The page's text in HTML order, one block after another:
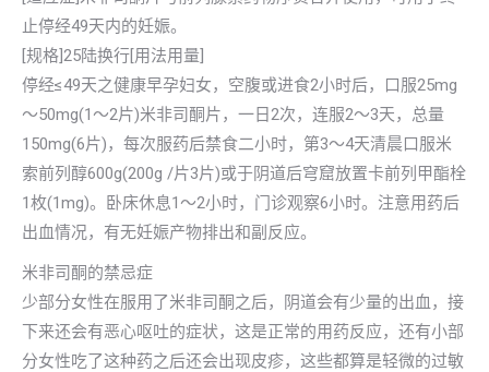
止停经49天内的妊娠。
[规格]25陆换行[用法用量]
停经≤49天之健康早孕妇女，空腹或进食2小时后，口服25mg
～50mg(1～2片)米非司酮片，一日2次，连服2～3天，总量
150mg(6片)，每次服药后禁食二小时，第3～4天清晨口服米
索前列醇600g(200g /片3片)或于阴道后穹窟放置卡前列甲酯栓
1枚(1mg)。卧床休息1～2小时，门诊观察6小时。注意用药后
出血情况，有无妊娠产物排出和副反应。
米非司酮的禁忌症
少部分女性在服用了米非司酮之后，阴道会有少量的出血，接
下来还会有恶心呕吐的症状，这是正常的用药反应，还有小部
分女性吃了这种药之后还会出现皮疹，这些都算是轻微的过敏